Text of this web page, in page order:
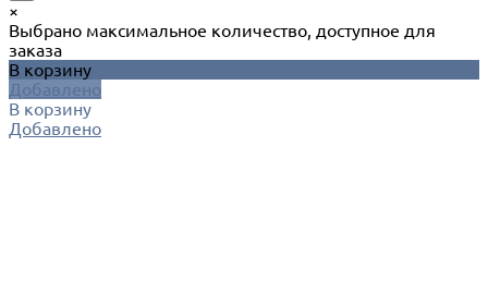
×
Выбрано максимальное количество, доступное для
заказа
В корзину
Добавлено
В корзину
Добавлено